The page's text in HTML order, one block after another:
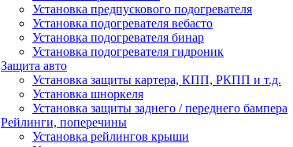
Установка предпускового подогревателя
Установка подогревателя вебасто
Установка подогревателя бинар
Установка подогревателя гидроник
Защита авто
Установка защиты картера, КПП, РКПП и т.д.
Установка шноркеля
Установка защиты заднего / переднего бампера
Рейлинги, поперечины
Установка рейлингов крыши